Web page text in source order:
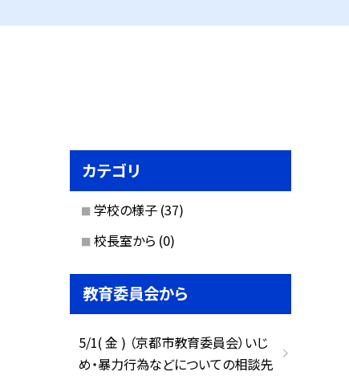
カテゴリ
学校の様子 (37)
校長室から (0)
教育委員会から
5/1( 金 ) （京都市教育委員会）いじ
め・暴力行為などについての相談先